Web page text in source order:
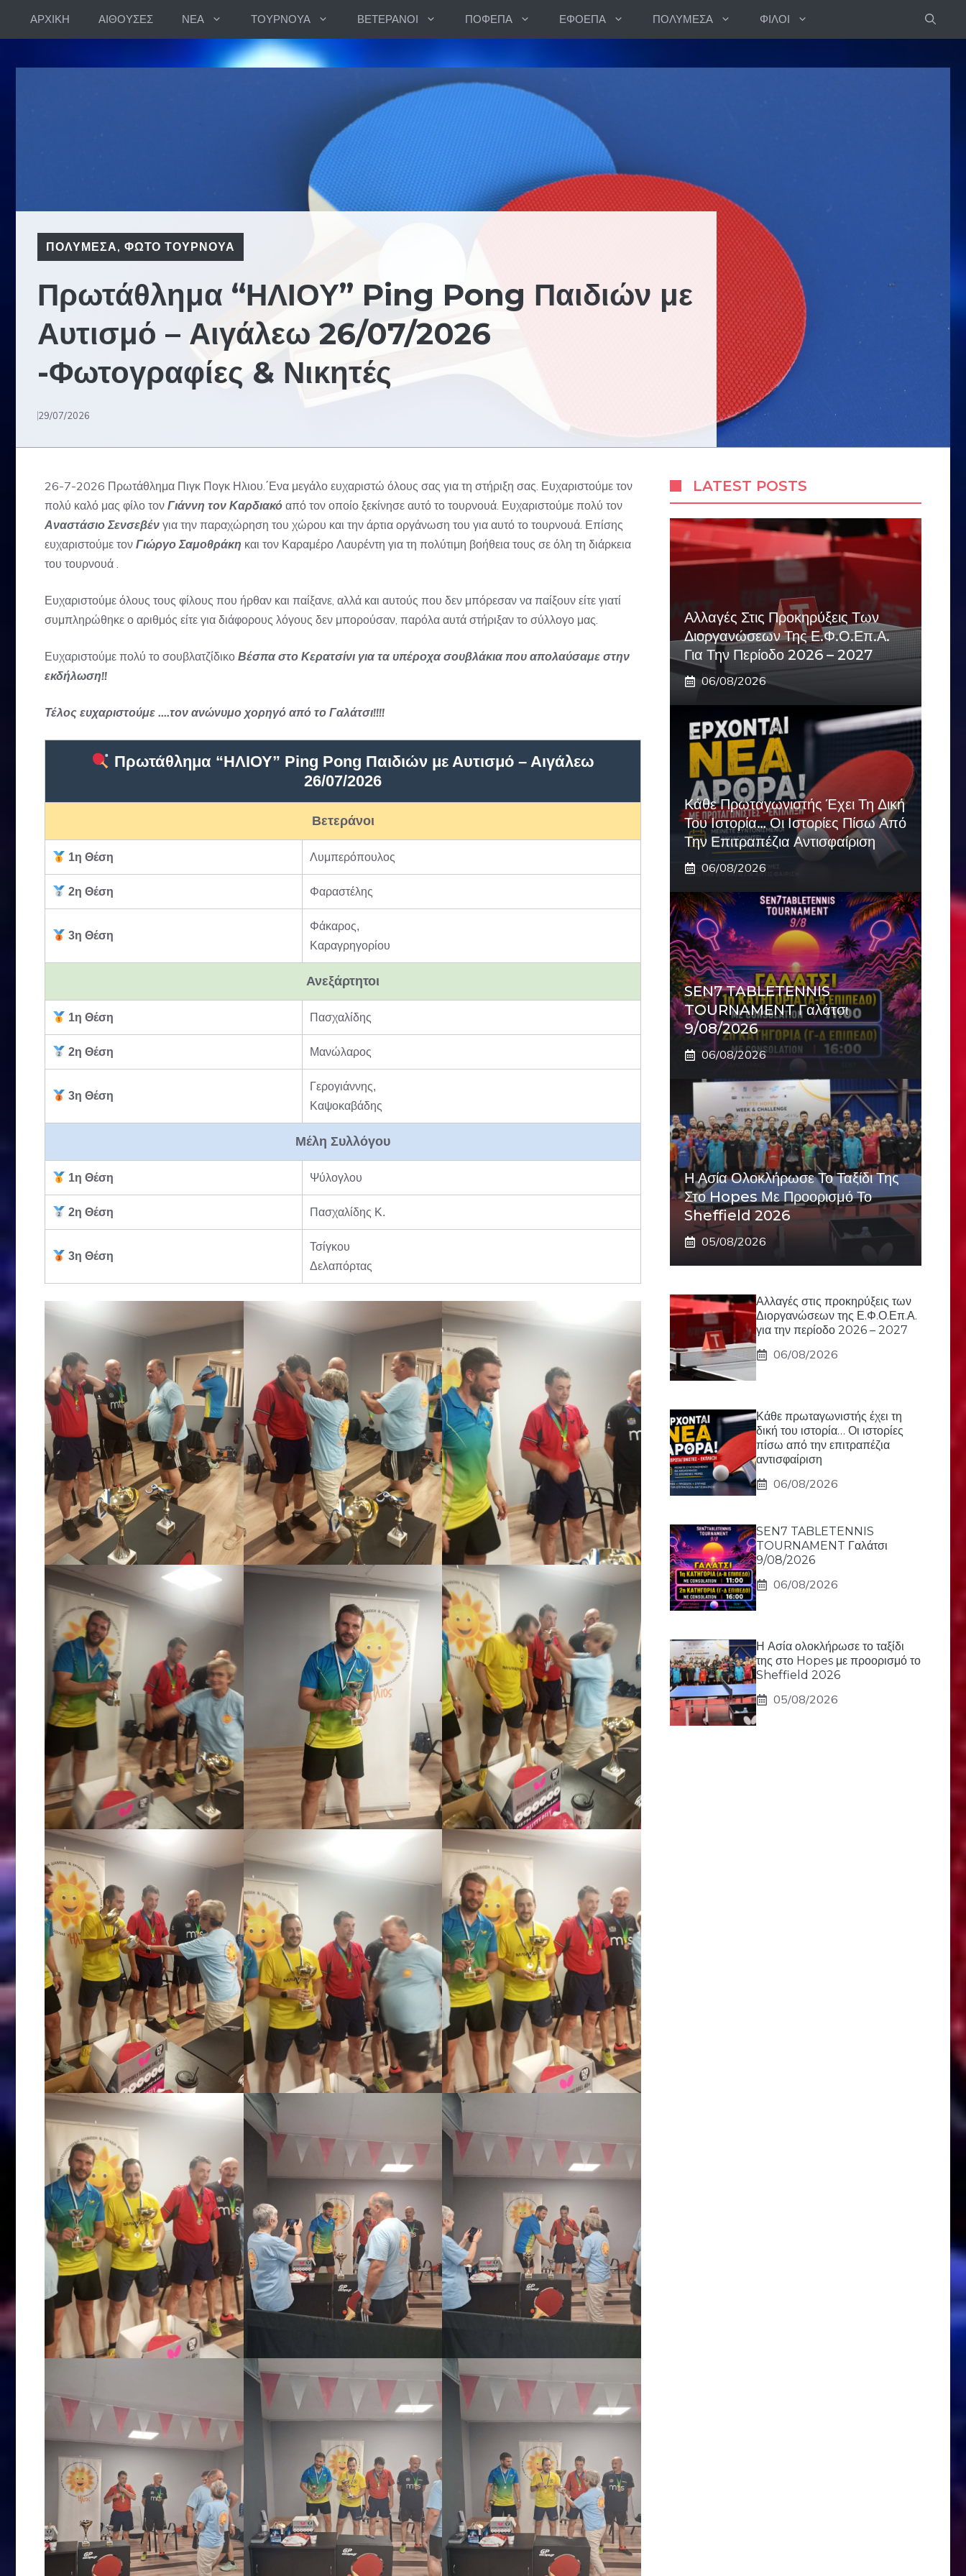
ΑΡΧΙΚΗ ΑΙΘΟΥΣΕΣ ΝΕΑ ΤΟΥΡΝΟΥΑ ΒΕΤΕΡΑΝΟΙ ΠΟΦΕΠΑ ΕΦΟΕΠΑ ΠΟΛΥΜΕΣΑ ΦΙΛΟΙ
ΠΟΛΥΜΕΣΑ, ΦΩΤΟ ΤΟΥΡΝΟΥΑ
Πρωτάθλημα “ΗΛΙΟΥ” Ping Pong Παιδιών με
Αυτισμό – Αιγάλεω 26/07/2026
-Φωτογραφίες & Νικητές
29/07/2026
26-7-2026 Πρωτάθλημα Πιγκ Πογκ Ηλιου.΄Ενα μεγάλο ευχαριστώ όλους σας για τη στήριξη σας. Ευχαριστούμε τον
πολύ καλό μας φίλο τον Γιάννη τον Καρδιακό από τον οποίο ξεκίνησε αυτό το τουρνουά. Ευχαριστούμε πολύ τον
Αναστάσιο Σενσεβέν για την παραχώρηση του χώρου και την άρτια οργάνωση του για αυτό το τουρνουά. Επίσης
ευχαριστούμε τον Γιώργο Σαμοθράκη και τον Καραμέρο Λαυρέντη για τη πολύτιμη βοήθεια τους σε όλη τη διάρκεια
του τουρνουά .
Ευχαριστούμε όλους τους φίλους που ήρθαν και παίξανε, αλλά και αυτούς που δεν μπόρεσαν να παίξουν είτε γιατί
συμπληρώθηκε ο αριθμός είτε για διάφορους λόγους δεν μπορούσαν, παρόλα αυτά στήριξαν το σύλλογο μας.
Ευχαριστούμε πολύ το σουβλατζίδικο Βέσπα στο Κερατσίνι για τα υπέροχα σουβλάκια που απολαύσαμε στην
εκδήλωση!!
Τέλος ευχαριστούμε ….τον ανώνυμο χορηγό από το Γαλάτσι!!!!
Πρωτάθλημα “ΗΛΙΟΥ” Ping Pong Παιδιών με Αυτισμό – Αιγάλεω
26/07/2026
Βετεράνοι
1η Θέση Λυμπερόπουλος
2η Θέση Φαραστέλης
3η Θέση
Φάκαρος,
Καραγρηγορίου
Ανεξάρτητοι
1η Θέση Πασχαλίδης
2η Θέση Μανώλαρος
3η Θέση
Γερογιάννης,
Καψοκαβάδης
Μέλη Συλλόγου
1η Θέση Ψύλογλου
2η Θέση Πασχαλίδης Κ.
3η Θέση
Τσίγκου
Δελαπόρτας
LATEST POSTS
Αλλαγές Στις Προκηρύξεις Των
Διοργανώσεων Της Ε.Φ.Ο.Επ.Α.
Για Την Περίοδο 2026 – 2027
06/08/2026
Κάθε Πρωταγωνιστής Έχει Τη Δική
Του Ιστορία… Οι Ιστορίες Πίσω Από
Την Επιτραπέζια Αντισφαίριση
06/08/2026
SEN7 TABLETENNIS
TOURNAMENT Γαλάτσι
9/08/2026
06/08/2026
Η Ασία Ολοκλήρωσε Το Ταξίδι Της
Στο Hopes Με Προορισμό Το
Sheffield 2026
05/08/2026
Αλλαγές στις προκηρύξεις των
Διοργανώσεων της Ε.Φ.Ο.Επ.Α.
για την περίοδο 2026 – 2027
06/08/2026
Κάθε πρωταγωνιστής έχει τη
δική του ιστορία… Οι ιστορίες
πίσω από την επιτραπέζια
αντισφαίριση
06/08/2026
SEN7 TABLETENNIS
TOURNAMENT Γαλάτσι
9/08/2026
06/08/2026
Η Ασία ολοκλήρωσε το ταξίδι
της στο Hopes με προορισμό το
Sheffield 2026
05/08/2026